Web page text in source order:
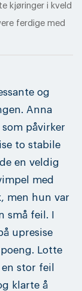
kjøringer i kveld
ferdige med
og
Anna
påvirker
to stabile
en veldig
med
men hun var
feil. I
upresise
Lotte
stor feil
klarte å